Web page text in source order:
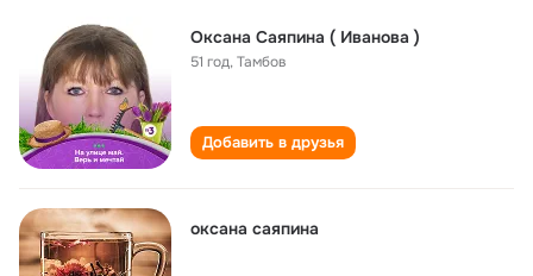
Оксана Саяпина ( Иванова )
51 год,Тамбов
Добавить в друзья
оксана саяпина